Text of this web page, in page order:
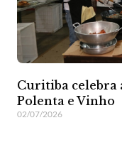
Curitiba celebra
Polenta e Vinho
02/07/2026